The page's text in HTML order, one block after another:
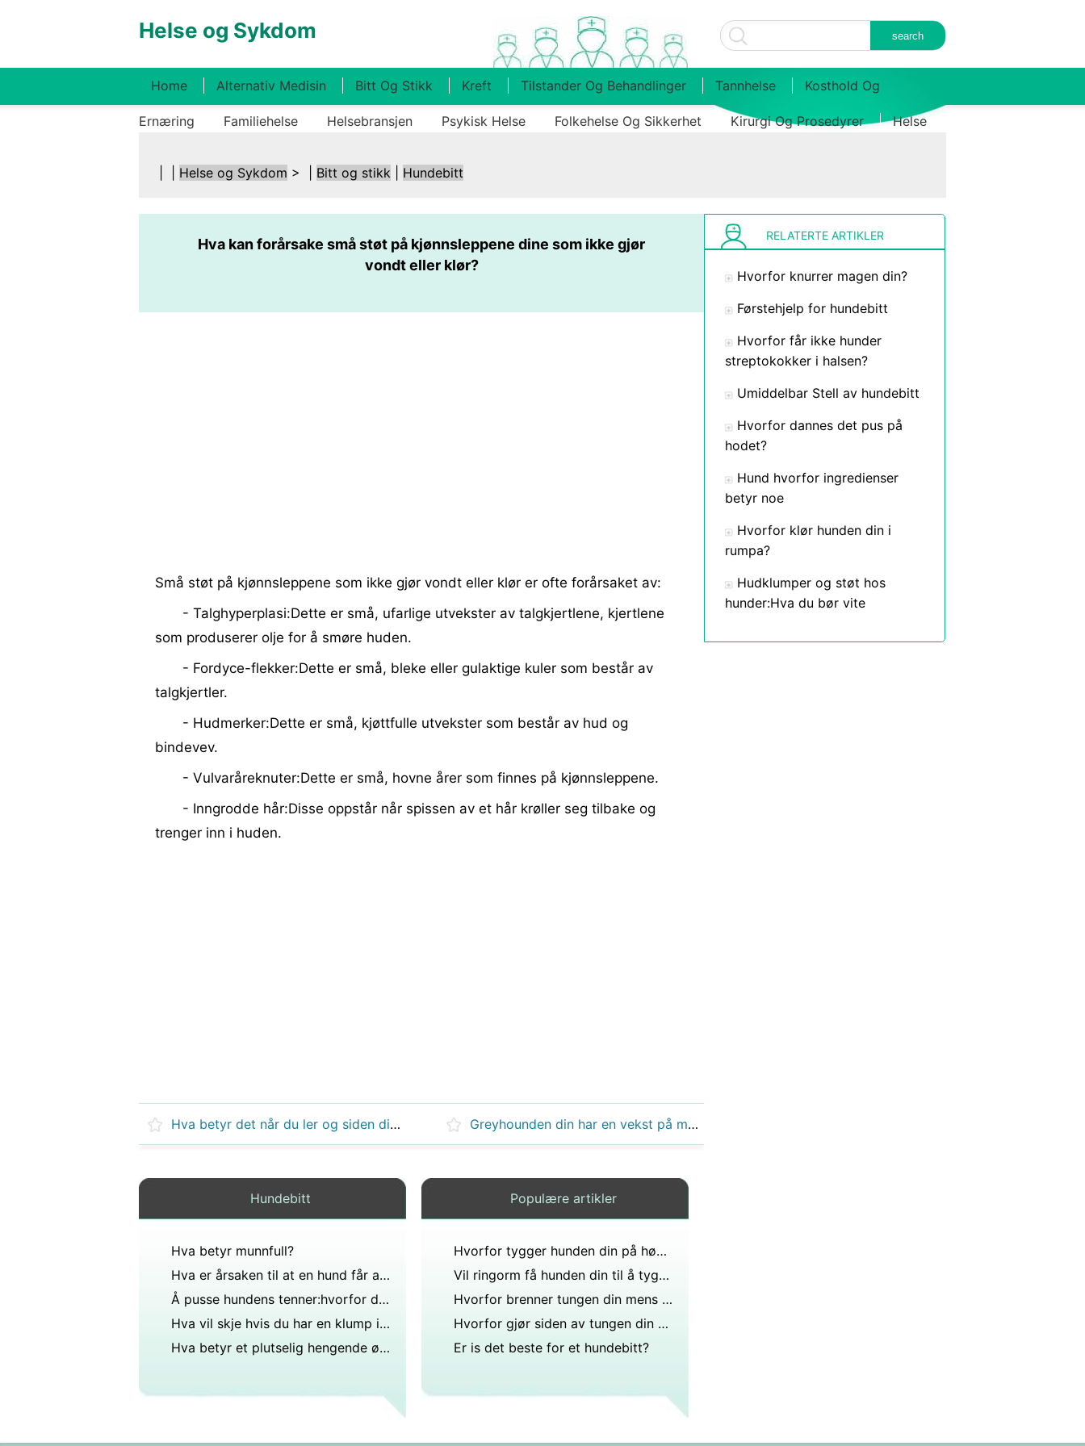
Helse og Sykdom
Home Alternativ Medisin Bitt Og Stikk Kreft Tilstander Og Behandlinger Tannhelse Kosthold Og
Ernæring Familiehelse Helsebransjen Psykisk Helse Folkehelse Og Sikkerhet Kirurgi Og Prosedyrer Helse
Helse og Sykdom > | Bitt og stikk Hundebitt
Hva kan forårsake små støt på kjønnsleppene dine som ikke gjør
vondt eller klør?
Små støt på kjønnsleppene som ikke gjør vondt eller klør er ofte forårsaket av:
- Talghyperplasi:Dette er små, ufarlige utvekster av talgkjertlene, kjertlene
som produserer olje for å smøre huden.
- Fordyce-flekker:Dette er små, bleke eller gulaktige kuler som består av
talgkjertler.
- Hudmerker:Dette er små, kjøttfulle utvekster som består av hud og
bindevev.
- Vulvaråreknuter:Dette er små, hovne årer som finnes på kjønnsleppene.
- Inngrodde hår:Disse oppstår når spissen av et hår krøller seg tilbake og
trenger inn i huden.
Hva betyr det når du ler og siden din gjør vondt? Greyhounden din har en vekst på magen som pleide å se ut som en menneskelig kvise, men vokst på størrelse med en krone. Det er puss og virker irritert. Er dette noe du bekymrer deg for?
Hundebitt
Hva betyr munnfull?
Hva er årsaken til at en hund får anfall?
Å pusse hundens tenner:hvorfor det betyr noe
Hva vil skje hvis du har en klump i armhulen?
Hva betyr et plutselig hengende øye på hunden?
Populære artikler
Hvorfor tygger hunden din på høyre bakbein?
Vil ringorm få hunden din til å tygge på føttene?
Hvorfor brenner tungen din mens jeg er gravid?
Hvorfor gjør siden av tungen din vondt etter at du spiser tunfisk?
Er is det beste for et hundebitt?
RELATERTE ARTIKLER
Hvorfor knurrer magen din?
Førstehjelp for hundebitt
Hvorfor får ikke hunder
streptokokker i halsen?
Umiddelbar Stell av hundebitt
Hvorfor dannes det pus på
hodet?
Hund hvorfor ingredienser
betyr noe
Hvorfor klør hunden din i
rumpa?
Hudklumper og støt hos
hunder:Hva du bør vite